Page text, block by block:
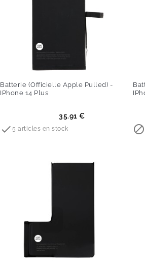
Batterie (Officielle Apple Pulled) -
IPhone 14 Plus
35.91 €
 5 articles en stock 